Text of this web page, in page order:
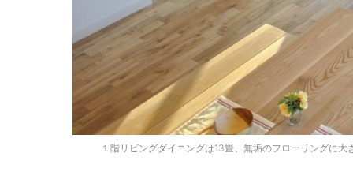
１階リビングダイニングは13畳、無垢のフローリングに